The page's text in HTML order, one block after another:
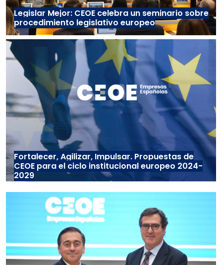
Legislar Mejor: CEOE celebra un seminario sobre
procedimiento legislativo europeo
Fortalecer, Agilizar, Impulsar. Propuestas de
CEOE para el ciclo institucional europeo 2024-
2029